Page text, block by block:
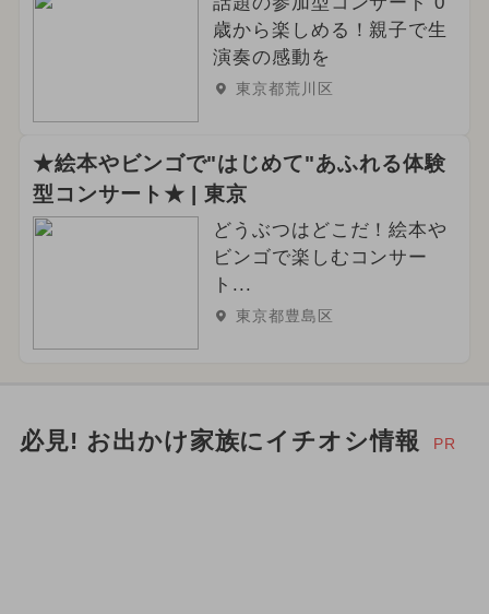
歳から楽しめる！親子で生
演奏の感動を
東京都荒川区
★絵本やビンゴで"はじめて"あふれる体験
型コンサート★ | 東京
どうぶつはどこだ！絵本や
ビンゴで楽しむコンサー
ト...
東京都豊島区
必見! お出かけ家族にイチオシ情報 PR